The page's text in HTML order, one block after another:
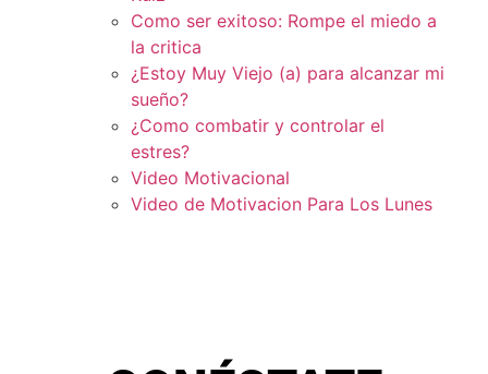
Como ser exitoso: Rompe el miedo a
la critica
¿Estoy Muy Viejo (a) para alcanzar mi
sueño?
¿Como combatir y controlar el
estres?
Video Motivacional
Video de Motivacion Para Los Lunes